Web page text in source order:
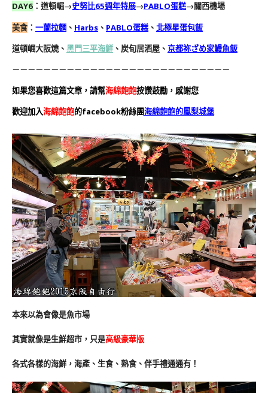
DAY6 ： 道頓崛→史努比65週年特展→PABLO蛋糕→關西機場
美食： 一蘭拉麵 、 Harbs 、 PABLO蛋糕 、 北極星蛋包飯
道頓崛大阪燒、 黑門三平海鮮 、炭旬居酒屋、 京都祢ざめ家鰻魚飯
－－－－－－－－－－－－－－－－－－－－－－－－－－－－
如果您喜歡這篇文章，請幫海綿飽飽按讚鼓勵，感謝您
歡迎加入海綿飽飽的facebook粉絲團海綿飽飽的鳳梨城堡
本來以為會像是魚市場
其實就像是生鮮超市，只是高級豪華版
各式各樣的海鮮，海產、生食、熟食、伴手禮通通有！